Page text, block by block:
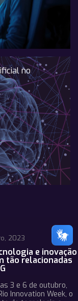
no
2023
e inovação
tão relacionadas
3 e 6 de outubro,
Innovation Week, o